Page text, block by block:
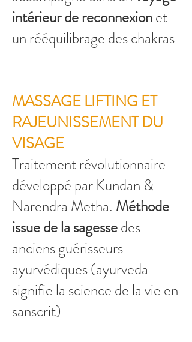
intérieur de reconnexionet
un rééquilibrage des chakras
MASSAGE LIFTING ET
RAJEUNISSEMENT DU
VISAGE
​Traitement révolutionnaire
développé par Kundan &
Narendra Metha. Méthode
issue de la sagessedes
anciens guérisseurs
ayurvédiques (ayurveda
signifie la science de la vie en
sanscrit)